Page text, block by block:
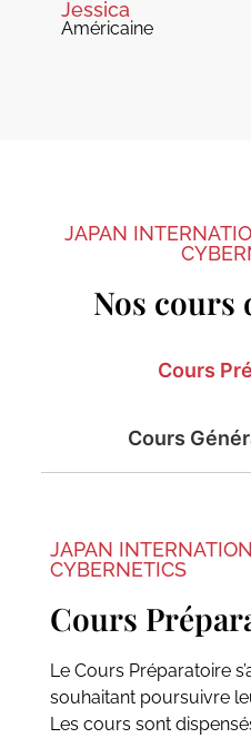
Jessica
Américaine
JAPAN
Nos cours
Cours
Cours
JAPAN
CYBERNETICS
Cours
Le Cours Préparatoire
souhaitant poursuivre
Les cours sont